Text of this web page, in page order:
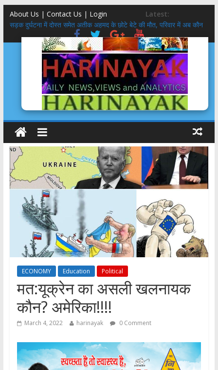
About Us | Contact Us | Login
Latest:
सड़क दुर्घटना में दोस्त समेत अतीक अहमद के छोटे बेटे की मौत, परिवार में अब कौन
उत्तराखंड कांग्रेस गठन:
गुप्ता का अंतिम संस्कार करने वाले आश्रम ने बेटियों के 5100₹ भी लौटाये
डॉलर के सामने रुपया क्यों गिर रहा है ? कारण और इतिहास
उत्तराखंड SIR: 24 लाख में से 19 लाख नोटिस BLO से वोटर तक
ECONOMY Education Political
मत:यूक्रेन का असली खलनायक
कौन? अमेरिका!!!!
March 4, 2022 harinayak 0 Comment